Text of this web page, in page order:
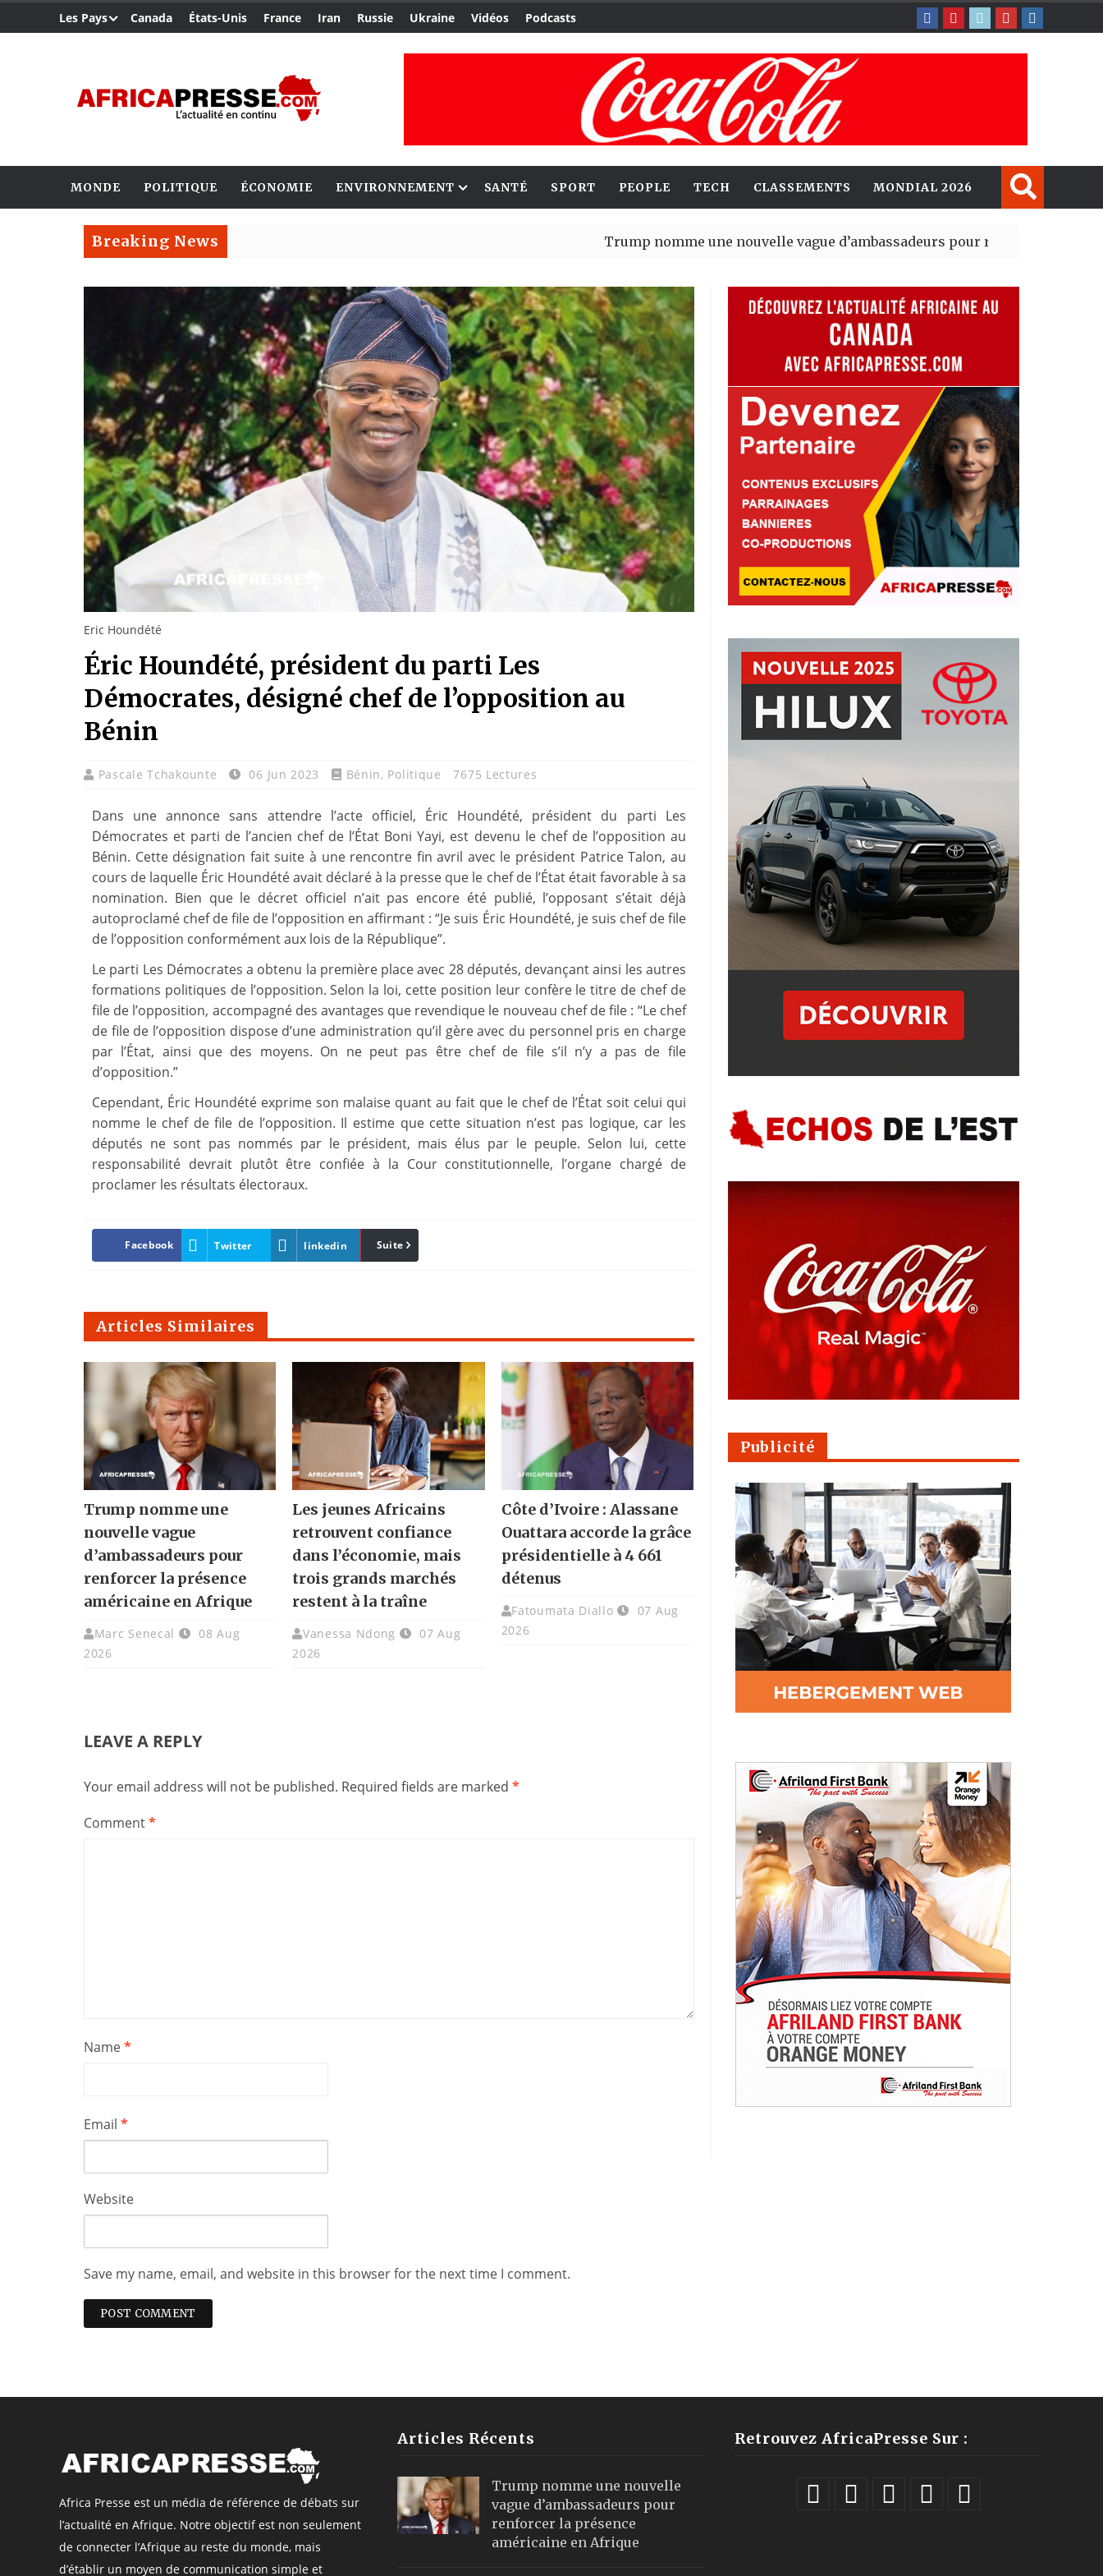
Les Pays Canada États-Unis France Iran Russie Ukraine Vidéos Podcasts
MONDE POLITIQUE ÉCONOMIE ENVIRONNEMENT SANTÉ SPORT PEOPLE TECH CLASSEMENTS MONDIAL 2026
Breaking News Trump nomme une nouvelle vague d’ambassadeurs pour renforcer la présence
Eric Houndété
Éric Houndété, président du parti Les
Démocrates, désigné chef de l’opposition au
Bénin
Pascale Tchakounte 06 Jun 2023 Bénin, Politique 7675 Lectures
Dans une annonce sans attendre l’acte officiel, Éric Houndété, président du parti Les
Démocrates et parti de l’ancien chef de l’État Boni Yayi, est devenu le chef de l’opposition au
Bénin. Cette désignation fait suite à une rencontre fin avril avec le président Patrice Talon, au
cours de laquelle Éric Houndété avait déclaré à la presse que le chef de l’État était favorable à sa
nomination. Bien que le décret officiel n’ait pas encore été publié, l’opposant s’était déjà
autoproclamé chef de file de l’opposition en affirmant : “Je suis Éric Houndété, je suis chef de file
de l’opposition conformément aux lois de la République”.
Le parti Les Démocrates a obtenu la première place avec 28 députés, devançant ainsi les autres
formations politiques de l’opposition. Selon la loi, cette position leur confère le titre de chef de
file de l’opposition, accompagné des avantages que revendique le nouveau chef de file : “Le chef
de file de l’opposition dispose d’une administration qu’il gère avec du personnel pris en charge
par l’État, ainsi que des moyens. On ne peut pas être chef de file s’il n’y a pas de file
d’opposition.”
Cependant, Éric Houndété exprime son malaise quant au fait que le chef de l’État soit celui qui
nomme le chef de file de l’opposition. Il estime que cette situation n’est pas logique, car les
députés ne sont pas nommés par le président, mais élus par le peuple. Selon lui, cette
responsabilité devrait plutôt être confiée à la Cour constitutionnelle, l’organe chargé de
proclamer les résultats électoraux.
Facebook Twitter linkedin Pinterest
Suite
Articles Similaires
Trump nomme une
nouvelle vague
d’ambassadeurs pour
renforcer la présence
américaine en Afrique
Marc Senecal
08 Aug
2026
Les jeunes Africains
retrouvent confiance
dans l’économie, mais
trois grands marchés
restent à la traîne
Vanessa Ndong
07 Aug
2026
Côte d’Ivoire : Alassane
Ouattara accorde la grâce
présidentielle à 4 661
détenus
Fatoumata Diallo
07 Aug
2026
LEAVE A REPLY
Your email address will not be published. Required fields are marked *
Comment*
Name*
Email *
Website
Save my name, email, and website in this browser for the next time I comment.
Publicité
Africa Presse est un média de référence de débats sur
l’actualité en Afrique. Notre objectif est non seulement
de connecter l’Afrique au reste du monde, mais
d’établir un moyen de communication simple et
Articles Récents
Trump nomme une nouvelle
vague d’ambassadeurs pour
renforcer la présence
américaine en Afrique
Retrouvez AfricaPresse Sur :